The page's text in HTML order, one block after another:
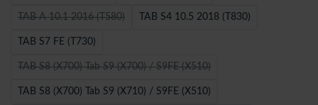
TAB A 10.1 2016 (T580) TAB S4 10.5 2018 (T830)
TAB S7 FE (T730)
TAB S8 (X700) Tab S9 (X700) / S9FE (X510)
TAB S8 (X700) Tab S9 (X710) / S9FE (X510)